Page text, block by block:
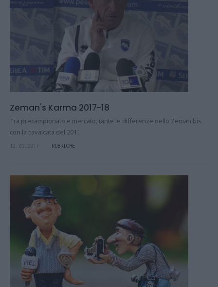
Zeman's Karma 2017-18
Tra precampionato e mercato, tante le differenze dello Zeman bis
con la cavalcata del 2011
12.09.2017 RUBRICHE